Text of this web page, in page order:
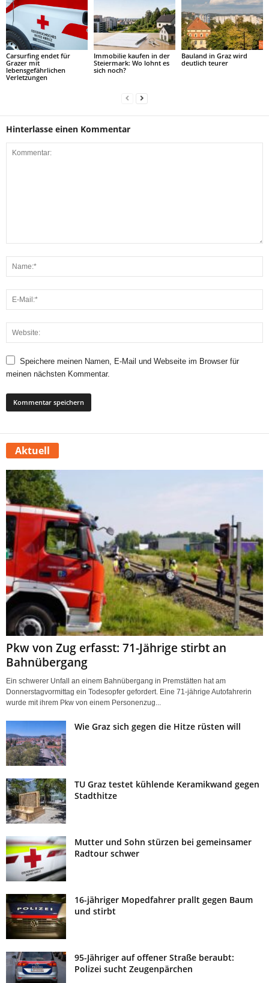
Carsurfing endet für
Grazer mit
lebensgefährlichen
Verletzungen
Immobilie kaufen in der
Steiermark: Wo lohnt es
sich noch?
Bauland in Graz wird
deutlich teurer
Hinterlasse einen Kommentar
Speichere meinen Namen, E-Mail und Webseite im Browser für
meinen nächsten Kommentar.
Aktuell
Pkw von Zug erfasst: 71-Jährige stirbt an
Bahnübergang
Ein schwerer Unfall an einem Bahnübergang in Premstätten hat am
Donnerstagvormittag ein Todesopfer gefordert. Eine 71-jährige Autofahrerin
wurde mit ihrem Pkw von einem Personenzug...
Wie Graz sich gegen die Hitze rüsten will
TU Graz testet kühlende Keramikwand gegen
Stadthitze
Mutter und Sohn stürzen bei gemeinsamer
Radtour schwer
16-jähriger Mopedfahrer prallt gegen Baum
und stirbt
95-Jähriger auf offener Straße beraubt:
Polizei sucht Zeugenpärchen